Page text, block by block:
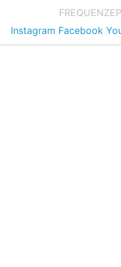
FREQUENZE
Instagram Facebook